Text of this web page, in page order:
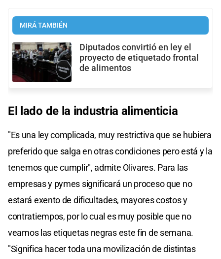
MIRÁ TAMBIÉN
Diputados convirtió en ley el
proyecto de etiquetado frontal
de alimentos
El lado de la industria alimenticia
"Es una ley complicada, muy restrictiva que se hubiera
preferido que salga en otras condiciones pero está y la
tenemos que cumplir", admite Olivares. Para las
empresas y pymes significará un proceso que no
estará exento de dificultades, mayores costos y
contratiempos, por lo cual es muy posible que no
veamos las etiquetas negras este fin de semana.
"Significa hacer toda una movilización de distintas